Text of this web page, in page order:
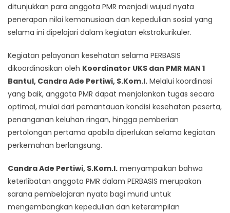
ditunjukkan para anggota PMR menjadi wujud nyata
penerapan nilai kemanusiaan dan kepedulian sosial yang
selama ini dipelajari dalam kegiatan ekstrakurikuler.
Kegiatan pelayanan kesehatan selama PERBASIS
dikoordinasikan oleh Koordinator UKS dan PMR MAN 1
Bantul, Candra Ade Pertiwi, S.Kom.I. Melalui koordinasi
yang baik, anggota PMR dapat menjalankan tugas secara
optimal, mulai dari pemantauan kondisi kesehatan peserta,
penanganan keluhan ringan, hingga pemberian
pertolongan pertama apabila diperlukan selama kegiatan
perkemahan berlangsung.
Candra Ade Pertiwi, S.Kom.I. menyampaikan bahwa
keterlibatan anggota PMR dalam PERBASIS merupakan
sarana pembelajaran nyata bagi murid untuk
mengembangkan kepedulian dan keterampilan